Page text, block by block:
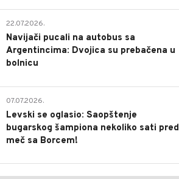
22.07.2026.
Navijači pucali na autobus sa
Argentincima: Dvojica su prebačena u
bolnicu
07.07.2026.
Levski se oglasio: Saopštenje
bugarskog šampiona nekoliko sati pred
meč sa Borcem!